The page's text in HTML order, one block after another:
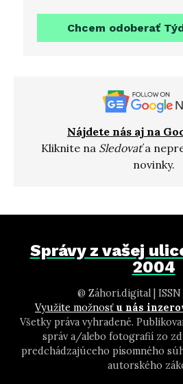
Chcem odoberať
Nájdete nás aj na
Kliknite na Sledovaťa
novinky.
Správy z vašej
2004
@ Záhori.digital | ISSN
Využite možnosť u nás
Všetky práva vyhradené.
správ a/alebo fotografií zo
predchádzajúceho písomného
autorského